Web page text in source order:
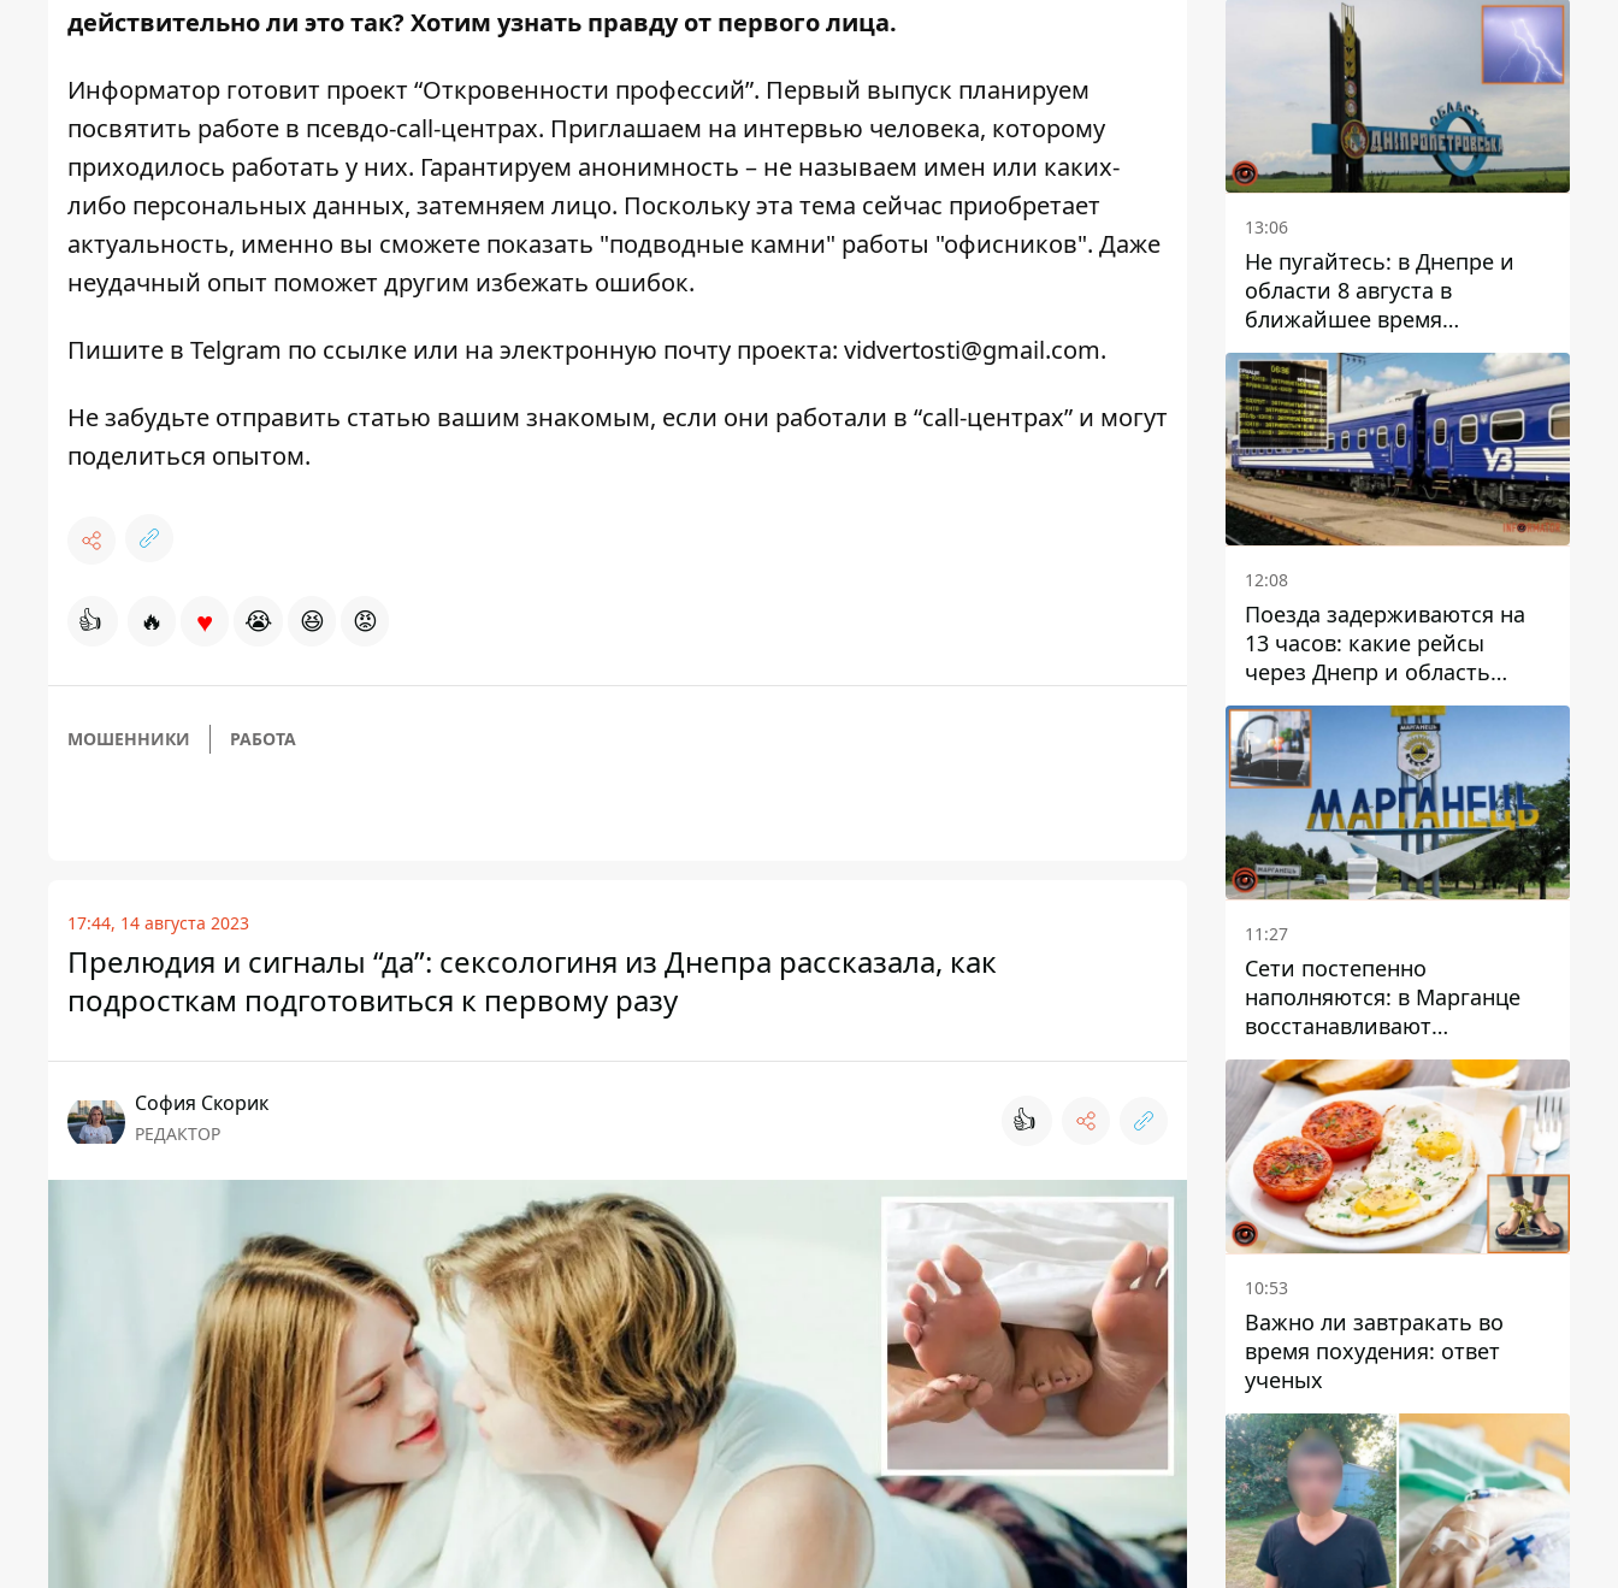
действительно ли это так? Хотим узнать правду от первого лица.
Информатор готовит проект “Откровенности профессий”. Первый выпуск планируем
посвятить работе в псевдо-call-центрах. Приглашаем на интервью человека, которому
приходилось работать у них. Гарантируем анонимность – не называем имен или каких-
либо персональных данных, затемняем лицо. Поскольку эта тема сейчас приобретает
актуальность, именно вы сможете показать "подводные камни" работы "офисников". Даже
неудачный опыт поможет другим избежать ошибок.
Пишите в Telgram по ссылке или на электронную почту проекта: vidvertosti@gmail.com.
Не забудьте отправить статью вашим знакомым, если они работали в “call-центрах” и могут
поделиться опытом.
👍 🔥 ♥ 😭 😆 😡
МОШЕННИКИ РАБОТА
17:44, 14 августа 2023
Прелюдия и сигналы “да”: сексологиня из Днепра рассказала, как
подросткам подготовиться к первому разу
София Скорик
РЕДАКТОР 👍
13:06
Не пугайтесь: в Днепре и
области 8 августа в
ближайшее время
ожидается гроза
12:08
Поезда задерживаются на
13 часов: какие рейсы
через Днепр и область
выбились из графика
11:27
Сети постепенно
наполняются: в Марганце
восстанавливают
водоснабжение
10:53
Важно ли завтракать во
время похудения: ответ
ученых